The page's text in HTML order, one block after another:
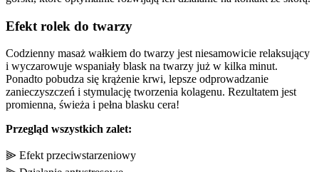
Efekt rolek do twarzy
Codzienny masaż wałkiem do twarzy jest niesamowicie relaksujący
i wyczarowuje wspaniały blask na twarzy już w kilka minut.
Ponadto pobudza się krążenie krwi, lepsze odprowadzanie
zanieczyszczeń i stymulację tworzenia kolagenu. Rezultatem jest
promienna, świeża i pełna blasku cera!
Przegląd wszystkich zalet:
⫸ Efekt przeciwstarzeniowy